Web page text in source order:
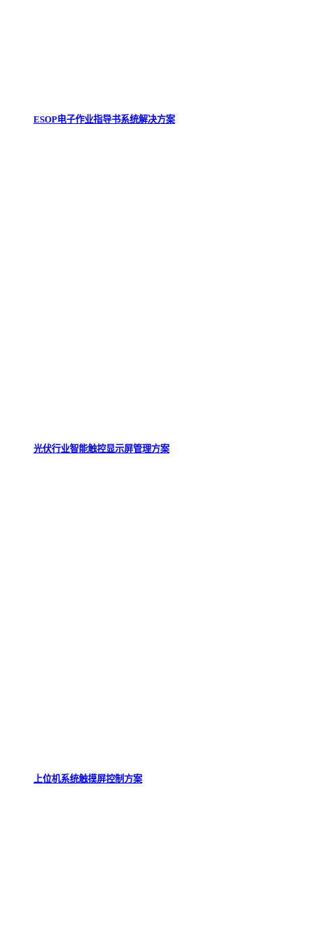
ESOP电子作业指导书系统解决方案
光伏行业智能触控显示屏管理方案
上位机系统触摸屏控制方案